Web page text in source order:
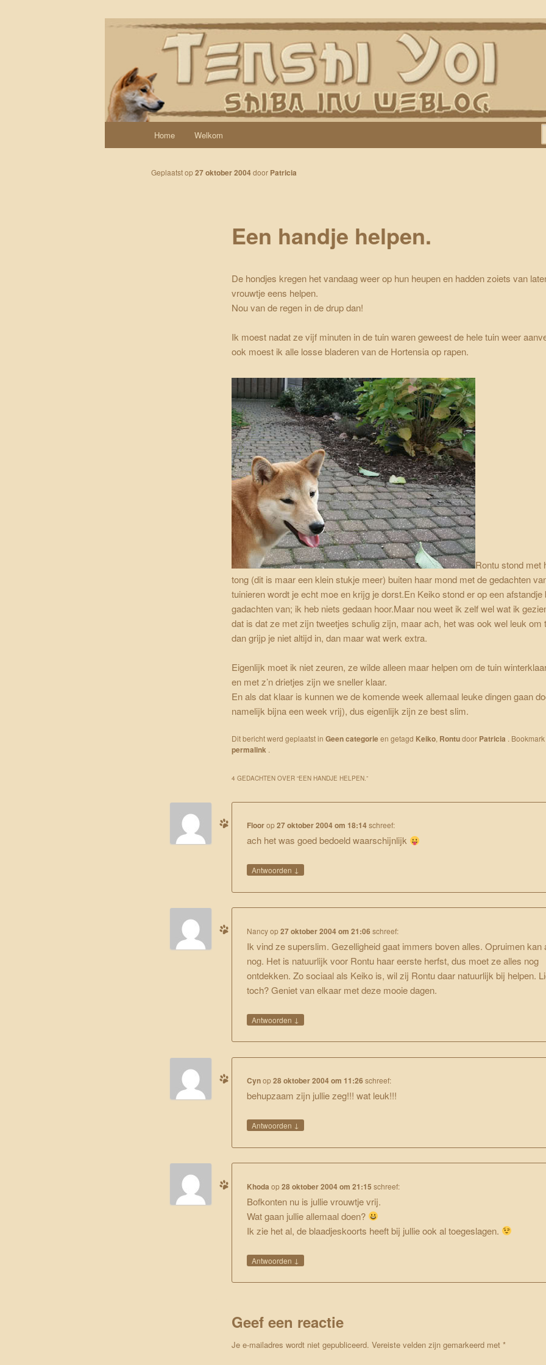
Spring naar de primaire inhoud
Tenshi Yoi
Een weblog over onze Shiba’s (Keiko, Rontu, Miyuki, Tatsu en Yumi)
Home Welkom
Een handje helpen.
Geplaatst op27 oktober 2004door Patricia
De hondjes kregen het vandaag weer op hun heupen en hadden zoiets van
vrouwtje eens helpen.
Nou van de regen in de drup dan!
Ik moest nadat ze vijf minuten in de tuin waren geweest de hele tuin weer
ook moest ik alle losse bladeren van de Hortensia op rapen.
Rontu stond met
tong (dit is maar een klein stukje meer) buiten haar mond met de gedachten
tuinieren wordt je echt moe en krijg je dorst.En Keiko stond er op een afstandje
gadachten van; ik heb niets gedaan hoor.Maar nou weet ik zelf wel wat ik
dat is dat ze met zijn tweetjes schulig zijn, maar ach, het was ook wel leuk om
dan grijp je niet altijd in, dan maar wat werk extra.
Eigenlijk moet ik niet zeuren, ze wilde alleen maar helpen om de tuin
en met z’n drietjes zijn we sneller klaar.
En als dat klaar is kunnen we de komende week allemaal leuke dingen gaan
namelijk bijna een week vrij), dus eigenlijk zijn ze best slim.
Dit bericht werd geplaatst in Geen categorieen getagd Keiko, Rontudoor Patricia .
permalink .
4 GEDACHTEN OVER “EEN HANDJE HELPEN. ”
Floorop27 oktober 2004 om 18:14schreef:
ach het was goed bedoeld waarschijnlijk
Antwoorden ↓
Nancyop27 oktober 2004 om 21:06 schreef:
Ik vind ze superslim. Gezelligheid gaat immers boven alles. Opruimen kan
nog. Het is natuurlijk voor Rontu haar eerste herfst, dus moet ze alles nog
ontdekken. Zo sociaal als Keiko is, wil zij Rontu daar natuurlijk bij helpen.
toch? Geniet van elkaar met deze mooie dagen.
Antwoorden ↓
Cynop28 oktober 2004 om 11:26 schreef:
behupzaam zijn jullie zeg!!! wat leuk!!!
Antwoorden ↓
Khoda op28 oktober 2004 om 21:15 schreef:
Bofkonten nu is jullie vrouwtje vrij.
Wat gaan jullie allemaal doen?
Ik zie het al, de blaadjeskoorts heeft bij jullie ook al toegeslagen.
Antwoorden ↓
Geef een reactie
Je e-mailadres wordt niet gepubliceerd. Vereiste velden zijn gemarkeerd met *